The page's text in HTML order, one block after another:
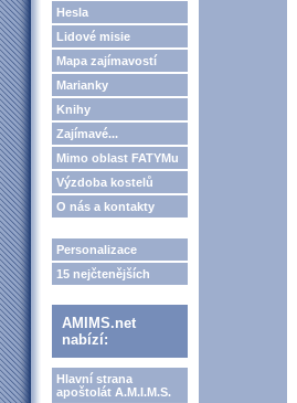
Hesla
Lidové misie
Mapa zajímavostí
Marianky
Knihy
Zajímavé...
Mimo oblast FATYMu
Výzdoba kostelů
O nás a kontakty
Personalizace
15 nejčtenějších
AMIMS.net
nabízí:
Hlavní strana
apoštolát A.M.I.M.S.